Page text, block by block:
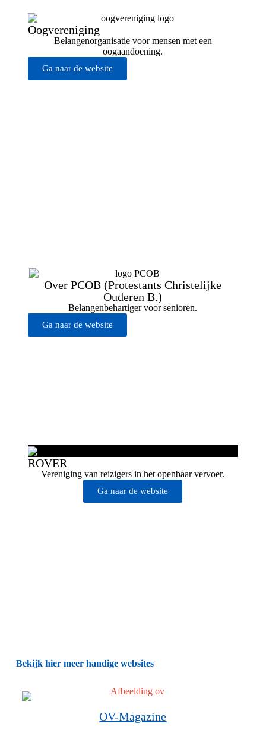
Oogvereniging
Belangenorganisatie voor mensen met een
oogaandoening.
Ga naar de website
Over PCOB (Protestants Christelijke
Ouderen B.)
Belangenbehartiger voor senioren.
Ga naar de website
ROVER
Vereniging van reizigers in het openbaar vervoer.
Ga naar de website
Bekijk hier meer handige websites
OV-Magazine